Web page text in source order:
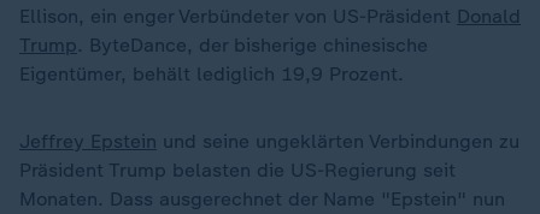
Ellison, ein enger Verbündeter von US-Präsident Donald
Trump. ByteDance, der bisherige chinesische
Eigentümer, behält lediglich 19,9 Prozent.
Jeffrey Epstein und seine ungeklärten Verbindungen zu
Präsident Trump belasten die US-Regierung seit
Monaten. Dass ausgerechnet der Name "Epstein" nun